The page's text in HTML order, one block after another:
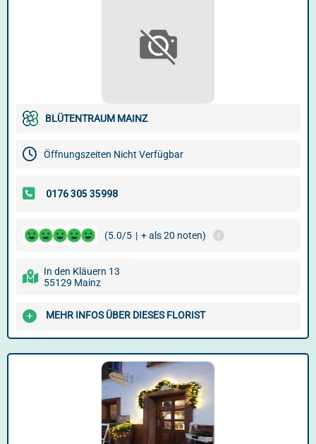
BLÜTENTRAUM MAINZ
Öffnungszeiten Nicht Verfügbar
(5.0/5 | + als 20 noten)
In den Kläuern 13
55129 Mainz
MEHR INFOS ÜBER DIESES FLORIST